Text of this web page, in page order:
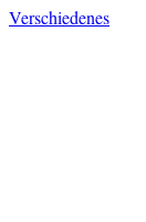
Verschiedenes